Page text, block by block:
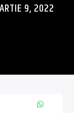
9, 2022